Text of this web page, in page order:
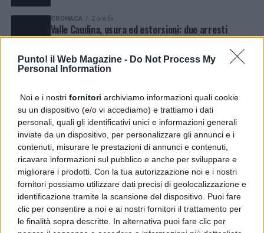
Punto! il Web Magazine - Do Not Process My
Personal Information
Noi e i nostri fornitori archiviamo informazioni quali cookie
su un dispositivo (e/o vi accediamo) e trattiamo i dati
personali, quali gli identificativi unici e informazioni generali
inviate da un dispositivo, per personalizzare gli annunci e i
contenuti, misurare le prestazioni di annunci e contenuti,
ricavare informazioni sul pubblico e anche per sviluppare e
migliorare i prodotti. Con la tua autorizzazione noi e i nostri
fornitori possiamo utilizzare dati precisi di geolocalizzazione e
identificazione tramite la scansione del dispositivo. Puoi fare
clic per consentire a noi e ai nostri fornitori il trattamento per
le finalità sopra descritte. In alternativa puoi fare clic per
CRONACA 2 ore fa
Valle Caudina, usura ed estorsioni: due arresti
CRONACA 17 ore fa
CRONACA 5 giorni fa
Soccavo, due rapine armate: arrestato 46enne
POLITICA 3 giorni fa
Sant’Agata dé Goti , “Radici e Futuro”: dopo la festa
patronale, resta l’emergenza acqua, necessario fare
piena luce sulla gestione
CRONACA 3 giorni fa
Agerola, sventata la truffa della finta rapina:
arrestato 20enne